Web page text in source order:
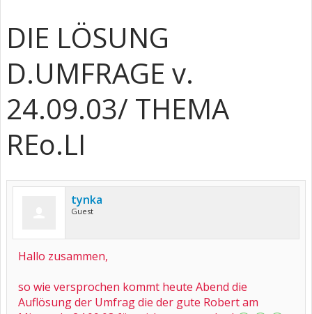
DIE LÖSUNG
D.UMFRAGE v.
24.09.03/ THEMA
REo.LI
tynka
Guest
Hallo zusammen,
so wie versprochen kommt heute Abend die
Auflösung der Umfrag die der gute Robert am